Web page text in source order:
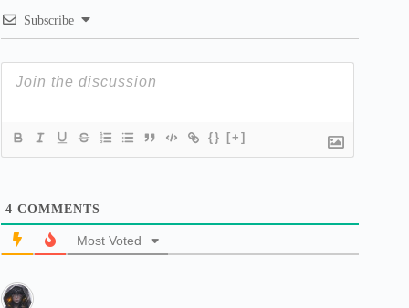
Subscribe
{} [+]
4 COMMENTS
Most Voted